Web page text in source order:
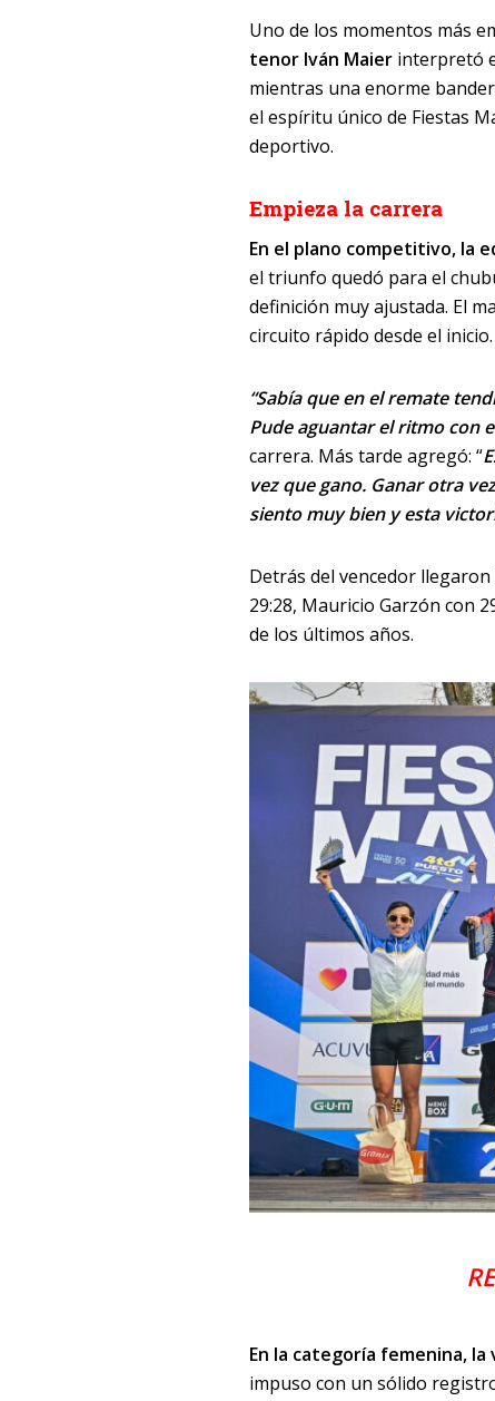
Uno de los momentos más
tenor Iván Maier interpretó
mientras una enorme
el espíritu único de Fiestas
deportivo.
Empieza la carrera
En el plano competitivo, la
el triunfo quedó para el
definición muy ajustada. El
circuito rápido desde el inicio.
“Sabía que en el remate
Pude aguantar el ritmo con
carrera. Más tarde agregó: “
vez que gano. Ganar otra
siento muy bien y esta
Detrás del vencedor
29:28, Mauricio Garzón con
de los últimos años.
En la categoría femenina,
impuso con un sólido